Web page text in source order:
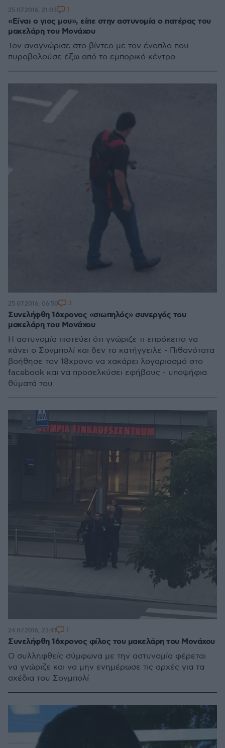
«Είναι ο γιος μου», είπε στην αστυνομία ο πατέρας του
μακελάρη του Μονάχου
Τον αναγνώρισε στο βίντεο με τον ένοπλο που
πυροβολούσε έξω από το εμπορικό κέντρο
25.07.2016, 21:03 1
Συνελήφθη 16χρονος «σιωπηλός» συνεργός του
μακελάρη του Μονάχου
Η αστυνομία πιστεύει ότι γνώριζε τι επρόκειτο να
κάνει ο Σονμπολί και δεν το κατήγγειλε - Πιθανότατα
βοήθησε τον 18χρονο να χακάρει λογαριασμό στο
facebook και να προσελκύσει εφήβους - υποψήφια
θύματά του
25.07.2016, 06:50 3
Συνελήφθη 16χρονος φίλος του μακελάρη του Μονάχου
Ο συλληφθείς σύμφωνα με την αστυνομία φέρεται
να γνώριζε και να μην ενημέρωσε τις αρχές για τα
σχέδια του Σονμπολί
24.07.2016, 23:41 1